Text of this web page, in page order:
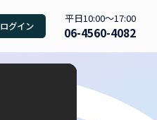
ログイン
平日10:00〜17:00
06-4560-4082